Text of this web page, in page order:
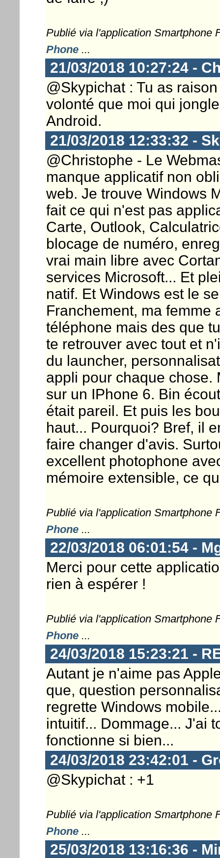
Publié via l'application Smartphone
Phone...
21/03/2018 10:27:24 -
@Skypichat : Tu as
volonté que moi qui
Android.
21/03/2018 12:33:32 -
@Christophe - Le
manque applicatif non
web. Je trouve Windows
fait ce qui n'est pas
Carte, Outlook,
blocage de numéro,
vrai main libre avec
services Microsoft... Et
natif. Et Windows est le
Franchement, ma femme
téléphone mais des que
te retrouver avec tout et
du launcher,
appli pour chaque chose.
sur un IPhone 6. Bin
était pareil. Et puis les
haut... Pourquoi? Bref, il
faire changer d'avis.
excellent photophone
mémoire extensible, ce
Publié via l'application Smartphone
Phone...
22/03/2018 06:01:54 -
Merci pour cette
rien à espérer !
Publié via l'application Smartphone
Phone...
24/03/2018 15:23:21 -
Autant je n'aime pas
que, question
regrette Windows
intuitif... Dommage... J'ai
fonctionne si bien...
24/03/2018 23:42:01 -
@Skypichat : +1
Publié via l'application Smartphone
Phone...
25/03/2018 13:16:36 -